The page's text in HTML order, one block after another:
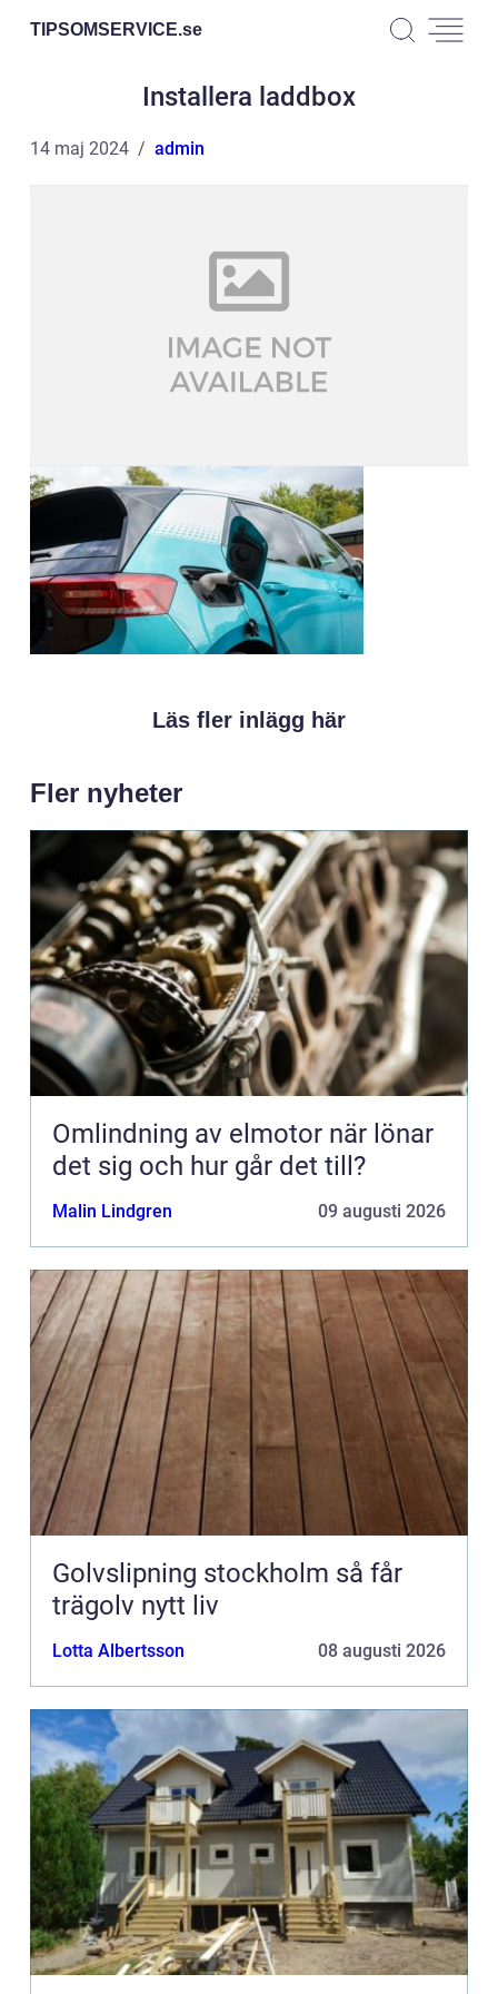
TIPSOMSERVICE.se
Installera laddbox
14 maj 2024 admin
Läs fler inlägg här
Fler nyheter
Omlindning av elmotor när lönar
det sig och hur går det till?
Malin Lindgren 09 augusti 2026
Golvslipning stockholm så får
trägolv nytt liv
Lotta Albertsson 08 augusti 2026